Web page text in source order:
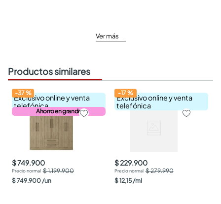
Ver más
Productos similares
Exclusivo online y venta
telefónica
Ahorro en grande
-37%
$ 749.900
$ 1.199.900
$749.900 /un
Exclusivo online y venta
telefónica
-17%
$ 229.900
$ 279.990
$12,15 /ml